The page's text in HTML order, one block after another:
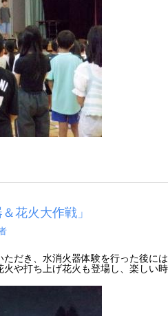
花火大作戦」
だき、水消火器体験を行った後に
や打ち上げ花火も登場し、楽しい